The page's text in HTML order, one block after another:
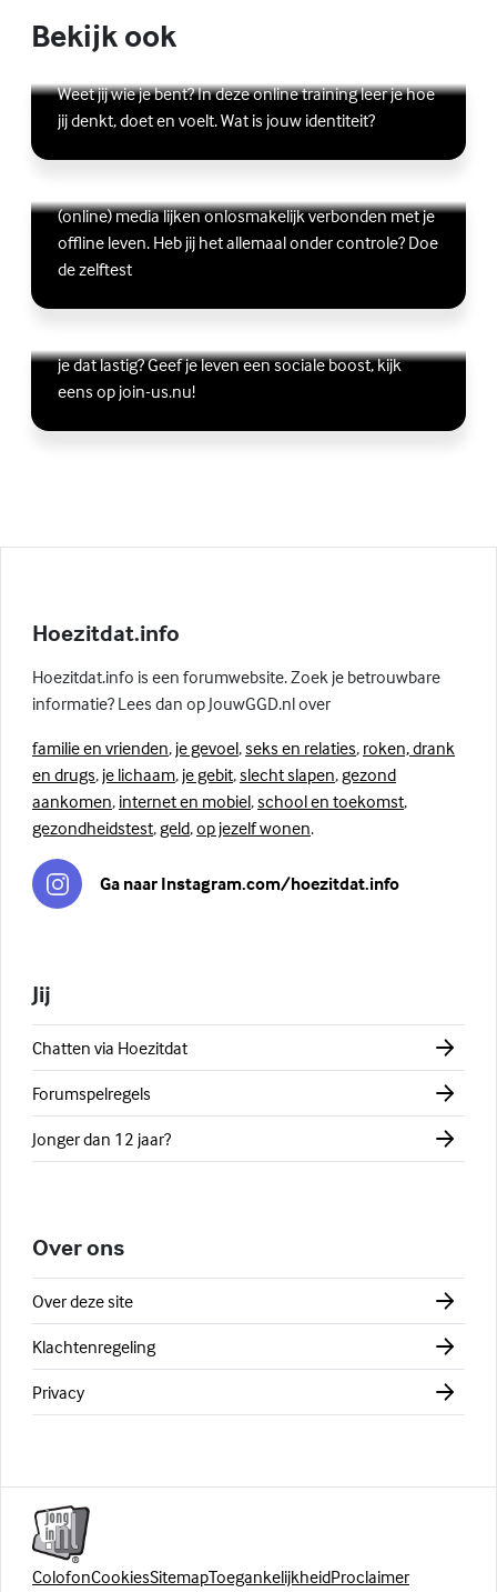
Bekijk ook
Online zelfhulptraining - Wie ben ik?
Weet jij wie je bent? In deze online training leer je hoe
jij denkt, doet en voelt. Wat is jouw identiteit?
Lees meer over Online zelfhulptraining - Wie ben ik?
(Externe link)
Ben jij digitaal in balans?
(online) media lijken onlosmakelijk verbonden met je
offline leven. Heb jij het allemaal onder controle? Doe
de zelftest
Lees meer over Ben jij digitaal in balans?
(Externe link)
Vriendschap
je dat lastig? Geef je leven een sociale boost, kijk
eens op join-us.nu!
Lees meer over Vriendschap
(Externe link)
Hoezitdat.info
Hoezitdat.info is een forumwebsite. Zoek je betrouwbare
informatie? Lees dan op JouwGGD.nl over
familie en vrienden, je gevoel,seks en relaties, roken, drank
en drugs, je lichaam, je gebit,slecht slapen, gezond
aankomen, internet en mobiel,school en toekomst,
gezondheidstest, geld,op jezelf wonen.
Ga naar Instagram.com/hoezitdat.info
Jij
Chatten via Hoezitdat
Forumspelregels
Jonger dan 12 jaar?
Over ons
Over deze site
Klachtenregeling
Privacy
ColofonCookiesSitemapToegankelijkheidProclaimer